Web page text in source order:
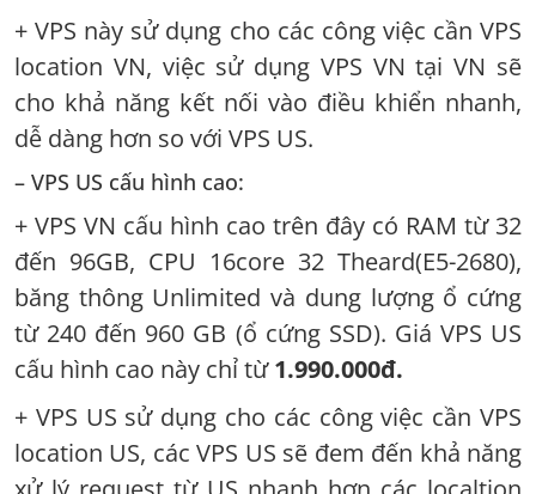
+ VPS này sử dụng cho các công việc cần VPS
location VN, việc sử dụng VPS VN tại VN sẽ
cho khả năng kết nối vào điều khiển nhanh,
dễ dàng hơn so với VPS US.
– VPS US cấu hình cao:
+ VPS VN cấu hình cao trên đây có RAM từ 32
đến 96GB, CPU 16core 32 Theard(E5-2680),
băng thông Unlimited và dung lượng ổ cứng
từ 240 đến 960 GB (ổ cứng SSD). Giá VPS US
cấu hình cao này chỉ từ1.990.000đ.
+ VPS US sử dụng cho các công việc cần VPS
location US, các VPS US sẽ đem đến khả năng